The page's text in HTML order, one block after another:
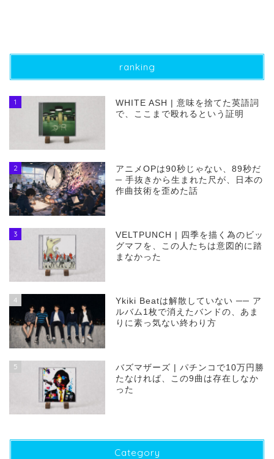
ranking
1
WHITE ASH | 意味を捨てた英語詞
で、ここまで殴れるという証明
2
アニメOPは90秒じゃない、89秒だ
─ 手抜きから生まれた尺が、日本の
作曲技術を歪めた話
3
VELTPUNCH | 四季を描く為のビッ
グマフを、この人たちは意図的に踏
まなかった
4
Ykiki Beatは解散していない ── ア
ルバム1枚で消えたバンドの、あま
りに素っ気ない終わり方
5
バズマザーズ | パチンコで10万円勝
たなければ、この9曲は存在しなか
った
Category